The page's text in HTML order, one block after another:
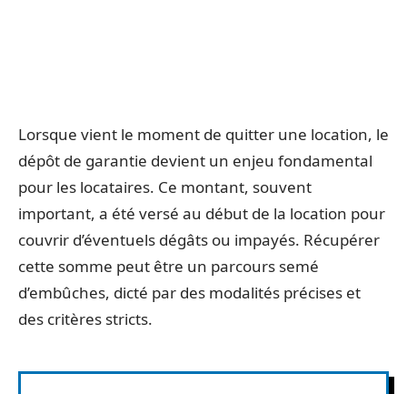
Lorsque vient le moment de quitter une location, le
dépôt de garantie devient un enjeu fondamental
pour les locataires. Ce montant, souvent
important, a été versé au début de la location pour
couvrir d’éventuels dégâts ou impayés. Récupérer
cette somme peut être un parcours semé
d’embûches, dicté par des modalités précises et
des critères stricts.